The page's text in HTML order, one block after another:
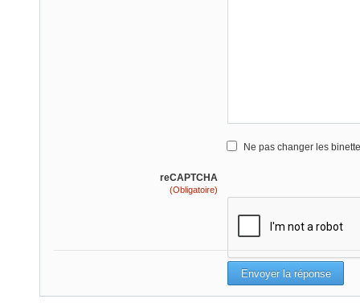
Ne pas changer les
reCAPTCHA
(Obligatoire)